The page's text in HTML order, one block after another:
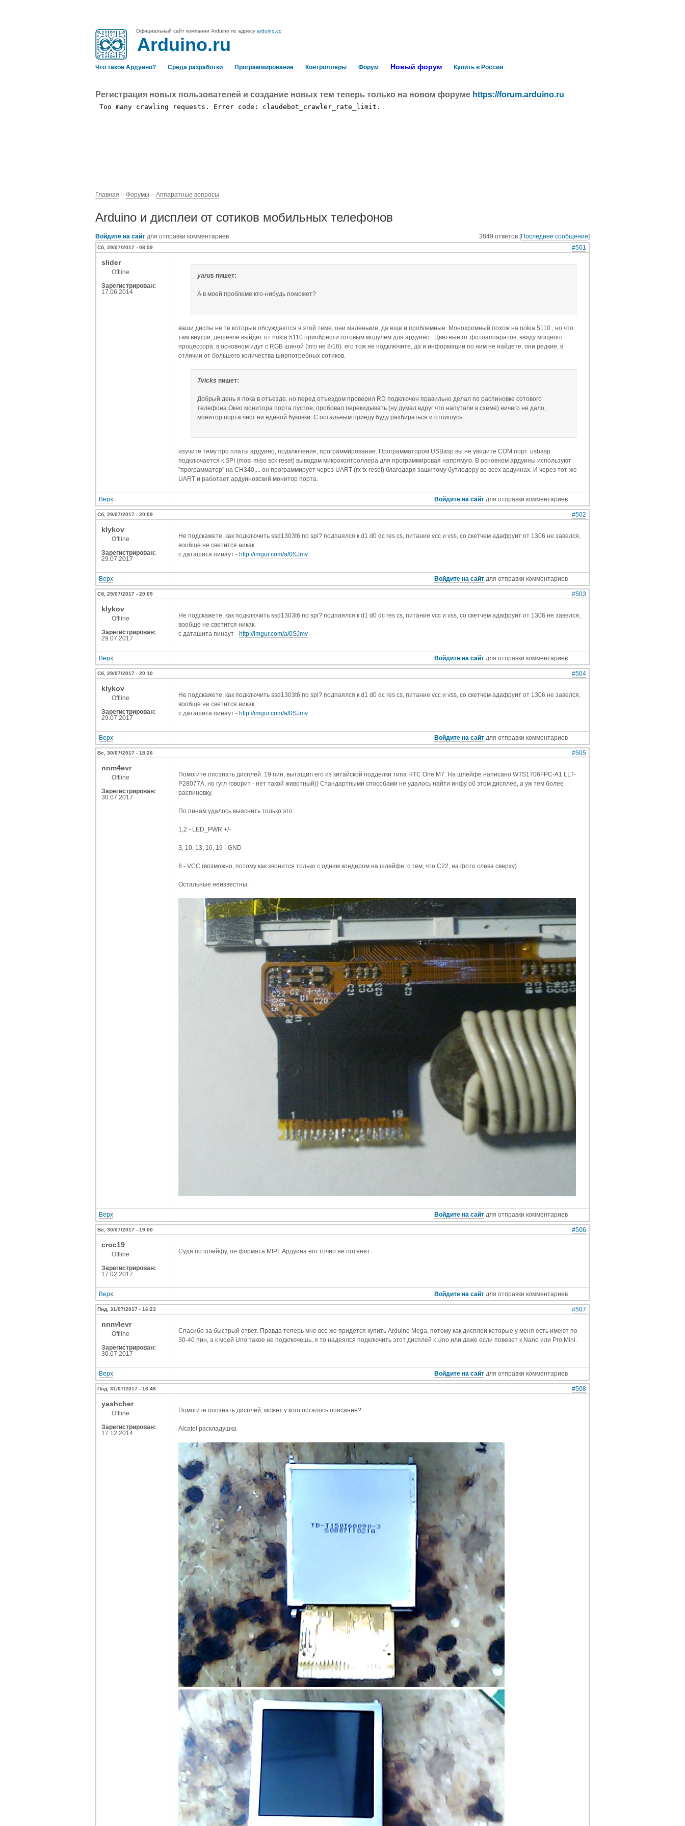
Официальный сайт компании Arduino по адресу arduino.cc
Arduino.ru
Что такое Ардуино? Среда разработки Программирование Контроллеры Форум Новый форум Купить в России
Регистрация новых пользователей и создание новых тем теперь только на новом форуме https://forum.arduino.ru
Главная » Форумы » Аппаратные вопросы
Arduino и дисплеи от сотиков мобильных телефонов
Войдите на сайт для отправки комментариев 3849 ответов [Последнее сообщение]
Сб, 29/07/2017 - 08:59 #501
slider
Offline
Зарегистрирован:
17.06.2014
yarus пишет:
А в моей проблеме кто-нибудь поможет?
ваши диспы не те которые обсуждаются в этой теме, они маленькие, да еще и проблемные. Монохромный похож на nokia 5110 , но что
там внутри, дешевле выйдет от nokia 5110 приобрести готовым модулем для ардуино. Цветные от фотоаппаратов, ввиду мощного
процессора, в основном идут с RGB шиной (это не 8/16) его тож не подключите, да и информации по ним не найдете, они редкие, в
отличии от большего количества ширпотребных сотиков.
Tvicks пишет:
Добрый день я пока в отъезде. но перед отъездом проверил RD подключен правильно делал по распиновке сотового
телефона.Окно монитора порта пустое, пробовал перекидывать (ну думал вдруг что напутали в схеме) ничего не дало,
монитор порта чист ни единой буковки. С остальным приеду буду разбираться и отпишусь.
изучите тему про платы ардуино, подключение, программирование. Программатором USBasp вы не увидите COM порт. usbasp
подключается к SPI (mosi miso sck reset) выводам микроконтроллера для программировая напрямую. В основном ардуины используют
"программатор" на CH340,... он программирует через UART (rx tx reset) благодаря зашитому бутлодеру во всех ардуинах. И через тот-же
UART и работает ардуиновский монитор порта.
Верх Войдите на сайт для отправки комментариев
Сб, 29/07/2017 - 20:09 #502
klykov
Offline
Зарегистрирован:
29.07.2017
Не подскажете, как подключить ssd1303t6 по spi? подпаялся к d1 d0 dc res cs, питание vcc и vss, со скетчем адафруит от 1306 не завелся,
вообще не светится никак.
с даташита пинаут - http://imgur.com/a/0SJmv
Верх Войдите на сайт для отправки комментариев
Сб, 29/07/2017 - 20:09 #503
klykov
Offline
Зарегистрирован:
29.07.2017
Не подскажете, как подключить ssd1303t6 по spi? подпаялся к d1 d0 dc res cs, питание vcc и vss, со скетчем адафруит от 1306 не завелся,
вообще не светится никак.
с даташита пинаут - http://imgur.com/a/0SJmv
Верх Войдите на сайт для отправки комментариев
Сб, 29/07/2017 - 20:10 #504
klykov
Offline
Зарегистрирован:
29.07.2017
Не подскажете, как подключить ssd1303t6 по spi? подпаялся к d1 d0 dc res cs, питание vcc и vss, со скетчем адафруит от 1306 не завелся,
вообще не светится никак.
с даташита пинаут - http://imgur.com/a/0SJmv
Верх Войдите на сайт для отправки комментариев
Вс, 30/07/2017 - 18:26 #505
nnm4evr
Offline
Зарегистрирован:
30.07.2017
Помогите опознать дисплей. 19 пин, вытащил его из китайской подделки типа HTC One M7. На шлейфе написано WTS1706FPC-A1 LLT-
P28077A, но гугл говорит - нет такой животный)) Стандартными способами не удалось найти инфу об этом дисплее, а уж тем более
распиновку.
По пинам удалось выяснить только это:
1,2 - LED_PWR +/-
3, 10, 13, 16, 19 - GND
6 - VCC (возможно, потому как звонится только с одним кондером на шлейфе, с тем, что C22, на фото слева сверху)
Остальные неизвестны.
Верх Войдите на сайт для отправки комментариев
Вс, 30/07/2017 - 19:00 #506
croc19
Offline
Зарегистрирован:
17.02.2017
Судя по шлейфу, он формата MIPI. Ардуина его точно не потянет.
Верх Войдите на сайт для отправки комментариев
Пнд, 31/07/2017 - 16:23 #507
nnm4evr
Offline
Зарегистрирован:
30.07.2017
Спасибо за быстрый ответ. Правда теперь мне все же придется купить Arduino Mega, потому как дисплеи которые у меня есть имеют по
30-40 пин, а к моей Uno такое не подключешь, я то надеялся подключить этот дисплей к Uno или даже если повезет к Nano или Pro Mini.
Верх Войдите на сайт для отправки комментариев
Пнд, 31/07/2017 - 16:48 #508
yashcher
Offline
Зарегистрирован:
17.12.2014
Помогите опознать дисплей, может у кого осталось описание?
Alcatel раскладушка